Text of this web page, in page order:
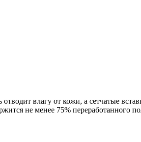
влагу от кожи, а сетчатые
не менее 75% переработанного